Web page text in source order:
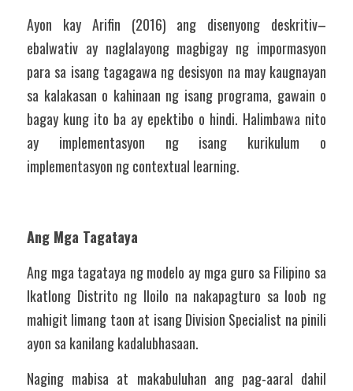
Ayon kay Arifin (2016) ang disenyong deskritiv–
ebalwativ ay naglalayong magbigay ng impormasyon
para sa isang tagagawa ng desisyon na may kaugnayan
sa kalakasan o kahinaan ng isang programa, gawain o
bagay kung ito ba ay epektibo o hindi. Halimbawa nito
ay implementasyon ng isang kurikulum o
implementasyon ng contextual learning.
Ang Mga Tagataya
Ang mga tagataya ng modelo ay mga guro sa Filipino sa
Ikatlong Distrito ng Iloilo na nakapagturo sa loob ng
mahigit limang taon at isang Division Specialist na pinili
ayon sa kanilang kadalubhasaan.
Naging mabisa at makabuluhan ang pag-aaral dahil